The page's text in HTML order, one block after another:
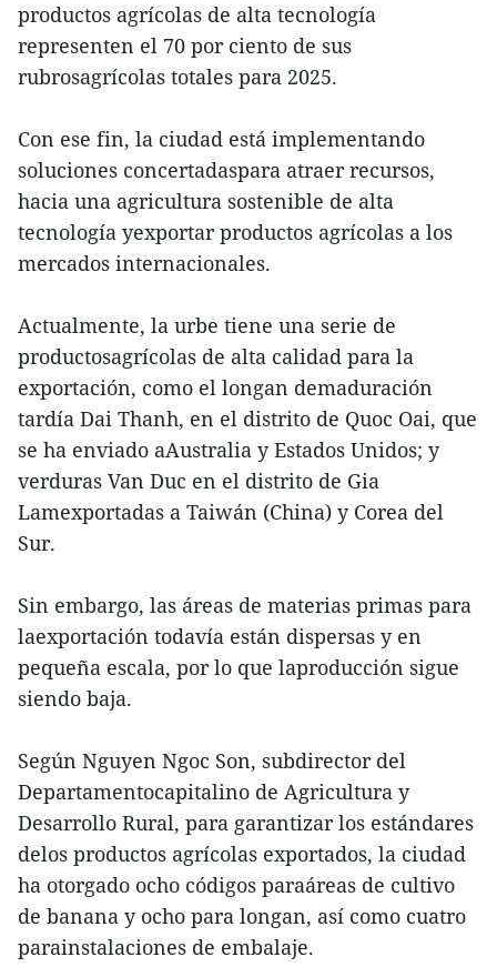
productos agrícolas de alta tecnología
representen el 70 por ciento de sus
rubrosagrícolas totales para 2025.
Con ese fin, la ciudad está implementando
soluciones concertadaspara atraer recursos,
hacia una agricultura sostenible de alta
tecnología yexportar productos agrícolas a los
mercados internacionales.
Actualmente, la urbe tiene una serie de
productosagrícolas de alta calidad para la
exportación, como el longan demaduración
tardía Dai Thanh, en el distrito de Quoc Oai, que
se ha enviado aAustralia y Estados Unidos; y
verduras Van Duc en el distrito de Gia
Lamexportadas a Taiwán (China) y Corea del
Sur.
Sin embargo, las áreas de materias primas para
laexportación todavía están dispersas y en
pequeña escala, por lo que laproducción sigue
siendo baja.
Según Nguyen Ngoc Son, subdirector del
Departamentocapitalino de Agricultura y
Desarrollo Rural, para garantizar los estándares
delos productos agrícolas exportados, la ciudad
ha otorgado ocho códigos paraáreas de cultivo
de banana y ocho para longan, así como cuatro
parainstalaciones de embalaje.